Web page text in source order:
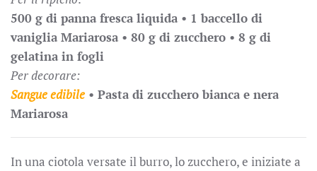
500 g di panna fresca liquida • 1 baccello di
vaniglia Mariarosa • 80 g di zucchero • 8 g di
gelatina in fogli
Per decorare:
Sangue edibile • Pasta di zucchero bianca e nera
Mariarosa
In una ciotola versate il burro, lo zucchero, e iniziate a